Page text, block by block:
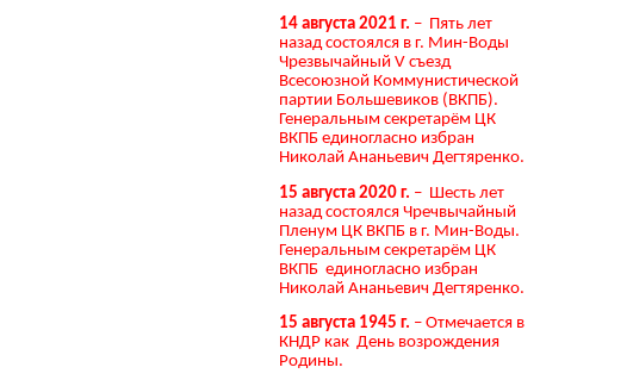
14 августа 2021 г. – Пять лет
назад состоялся в г. Мин-Воды
Чрезвычайный V съезд
Всесоюзной Коммунистической
партии Большевиков (ВКПБ).
Генеральным секретарём ЦК
ВКПБ единогласно избран
Николай Ананьевич Дегтяренко.
15 августа 2020 г. – Шесть лет
назад состоялся Чречвычайный
Пленум ЦК ВКПБ в г. Мин-Воды.
Генеральным секретарём ЦК
ВКПБ единогласно избран
Николай Ананьевич Дегтяренко.
15 августа 1945 г. – Отмечается в
КНДР как День возрождения
Родины.